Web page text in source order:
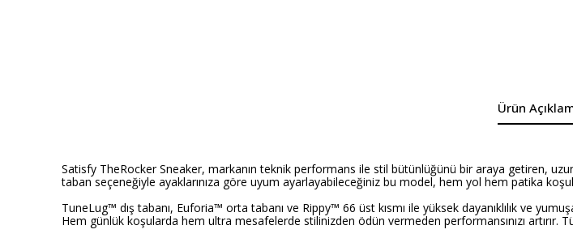
Ürün
Satisfy TheRocker Sneaker, markanın teknik performans ile stil bütünlüğünü bir araya getiren,
taban seçeneğiyle ayaklarınıza göre uyum ayarlayabileceğiniz bu model, hem yol hem patika
TuneLug™ dış tabanı, Euforia™ orta tabanı ve Rippy™ 66 üst kısmı ile yüksek dayanıklılık ve
Hem günlük koşularda hem ultra mesafelerde stilinizden ödün vermeden performansınızı artırır.